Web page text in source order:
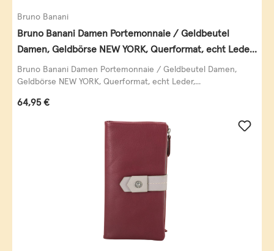
Bruno Banani
Bruno Banani Damen Portemonnaie / Geldbeutel
Damen, Geldbörse NEW YORK, Querformat, echt Leder,
schwarz
Bruno Banani Damen Portemonnaie / Geldbeutel Damen,
Geldbörse NEW YORK, Querformat, echt Leder,...
Regulärer Preis:
64,95 €